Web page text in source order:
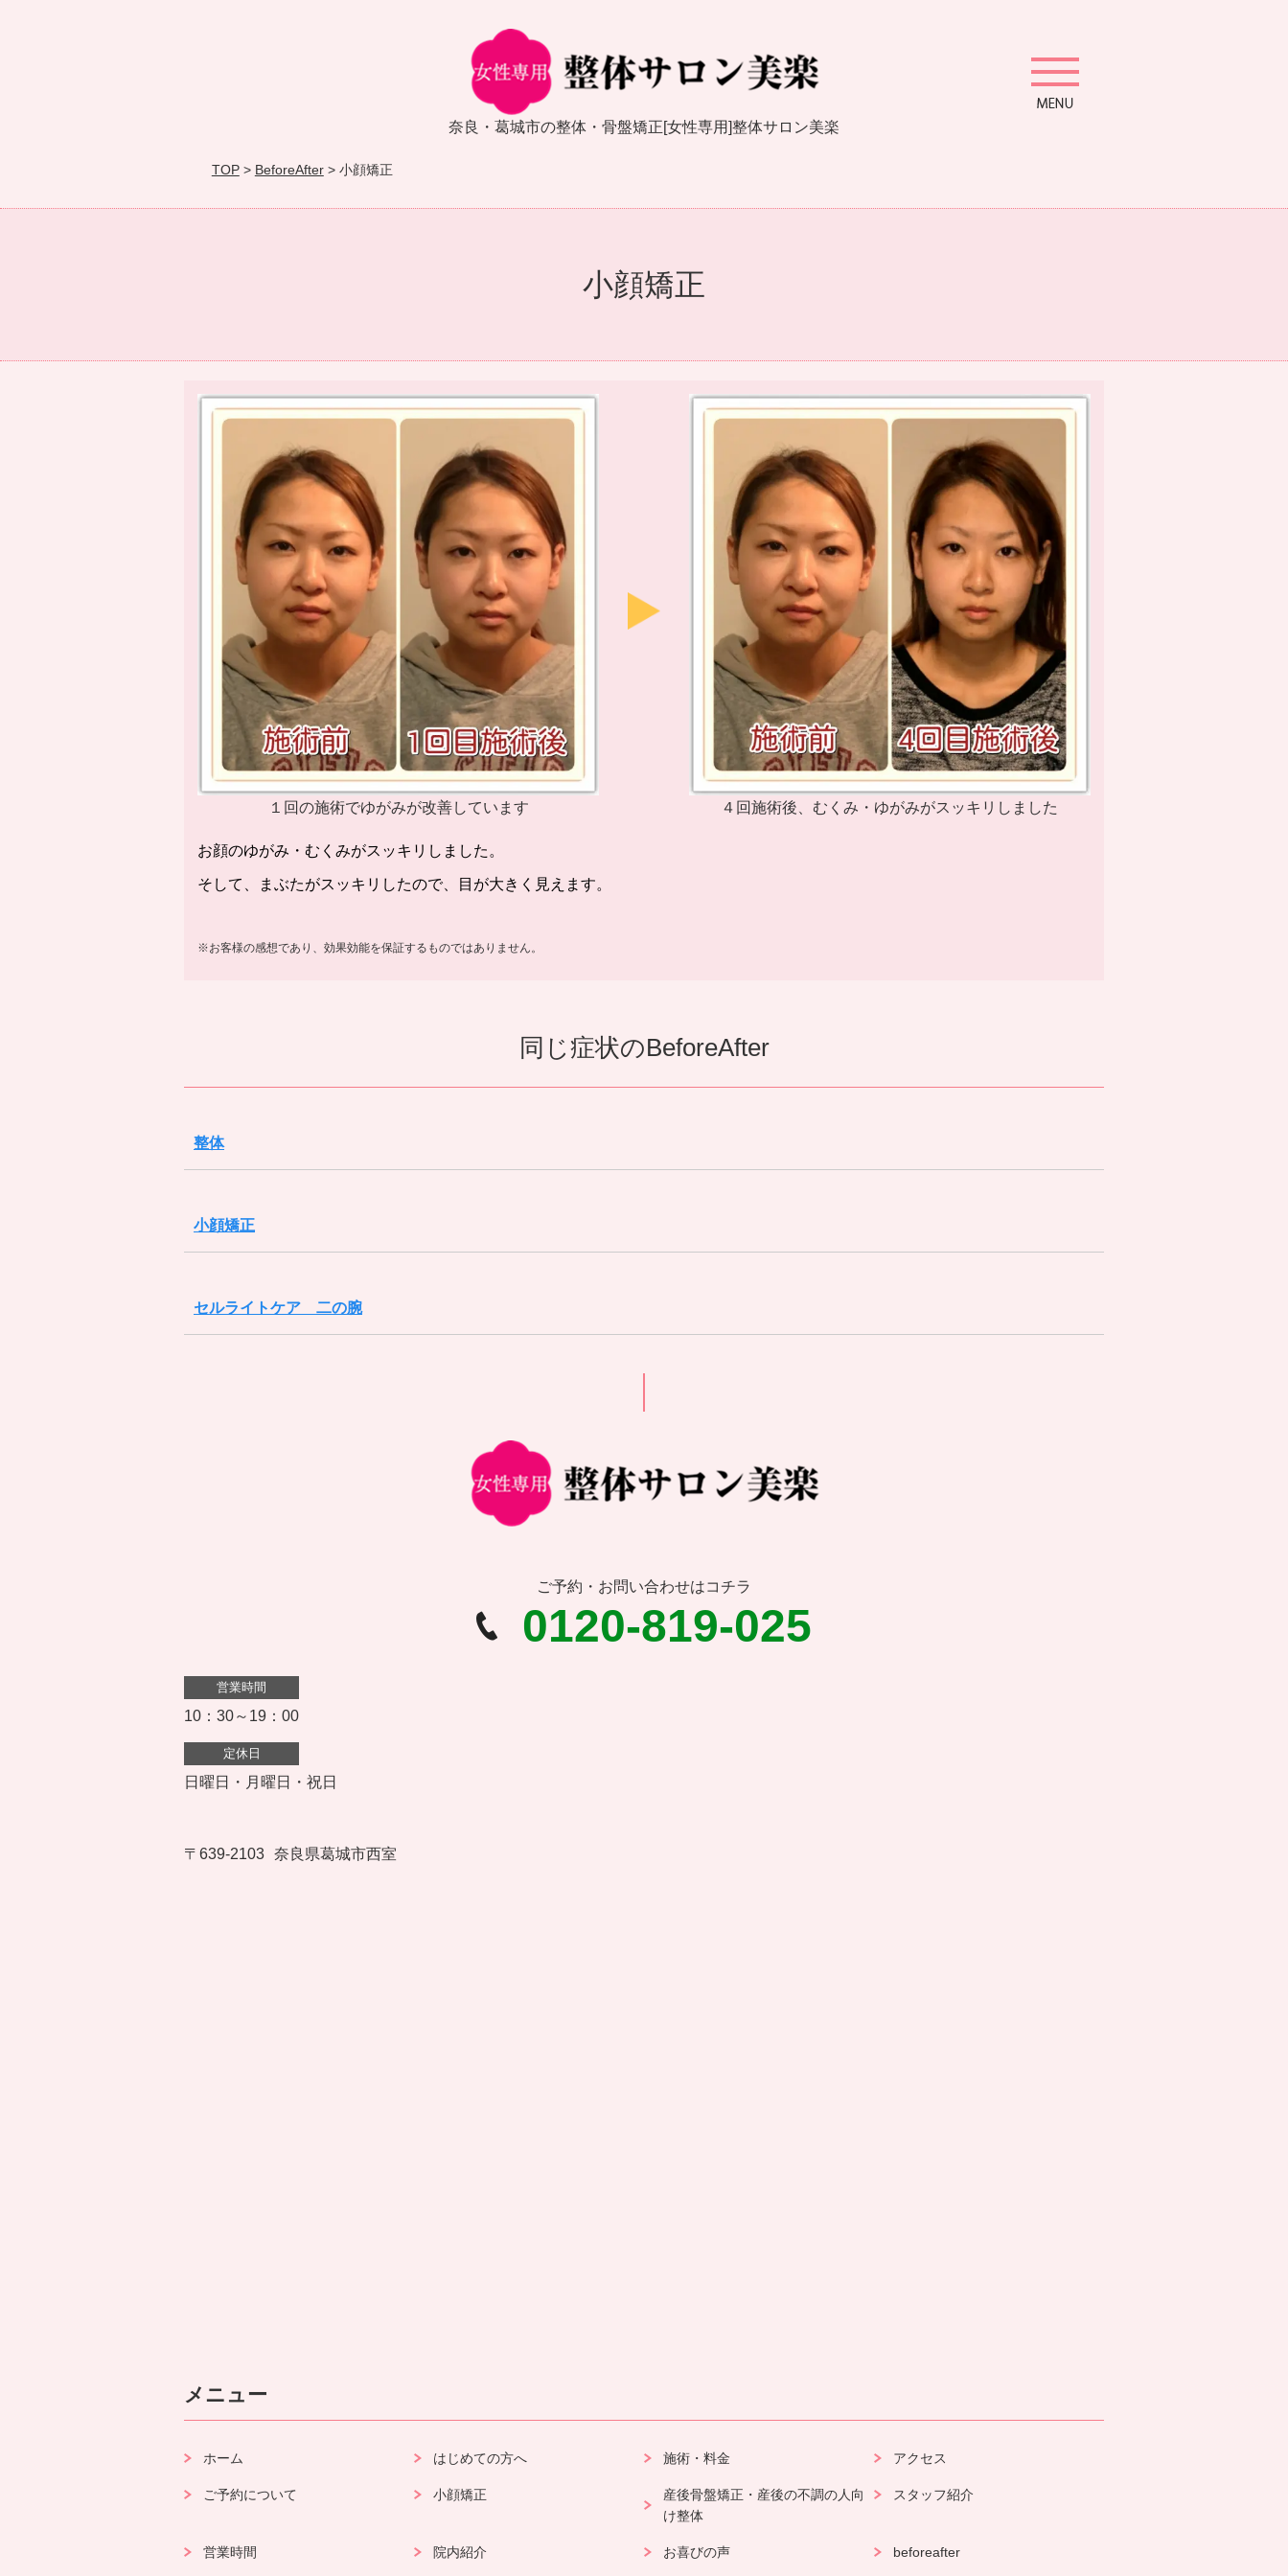
奈良・葛城市の整体・骨盤矯正[女性専用]整体サロン美楽
TOP> BeforeAfter> 小顔矯正
小顔矯正
１回の施術でゆがみが改善しています ４回施術後、むくみ・ゆがみがスッキリしました
お顔のゆがみ・むくみがスッキリしました。
そして、まぶたがスッキリしたので、目が大きく見えます。
※お客様の感想であり、効果効能を保証するものではありません。
同じ症状のBeforeAfter
整体
小顔矯正
セルライトケア 二の腕
ご予約・お問い合わせはコチラ
0120-819-025
営業時間
10：30～19：00
定休日
日曜日・月曜日・祝日
〒639-2103 奈良県葛城市西室
メニュー
ホーム はじめての方へ 施術・料金 アクセス
ご予約について 小顔矯正
産後骨盤矯正・産後の不調の人向
け整体
スタッフ紹介
営業時間 院内紹介 お喜びの声 beforeafter